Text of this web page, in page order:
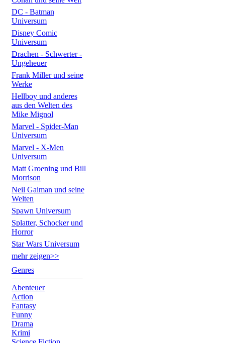
DC - Batman
Universum
Disney Comic
Universum
Drachen - Schwerter -
Ungeheuer
Frank Miller und seine
Werke
Hellboy und anderes
aus den Welten des
Mike Mignol
Marvel - Spider-Man
Universum
Marvel - X-Men
Universum
Matt Groening und Bill
Morrison
Neil Gaiman und seine
Welten
Spawn Universum
Splatter, Schocker und
Horror
Star Wars Universum
mehr zeigen>>
Genres
Abenteuer
Action
Fantasy
Funny
Drama
Krimi